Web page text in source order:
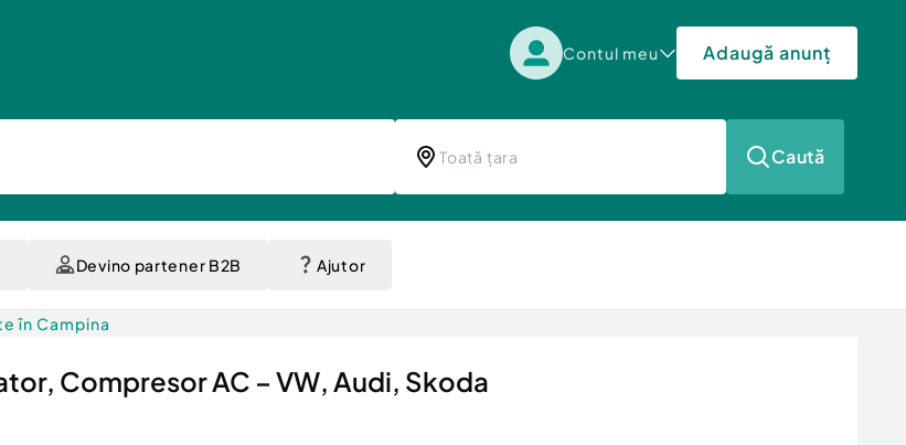
Contul meu Adaugă anunț
Caută
Devino partener B2B Ajutor
în Campina
Compresor AC – VW, Audi, Skoda